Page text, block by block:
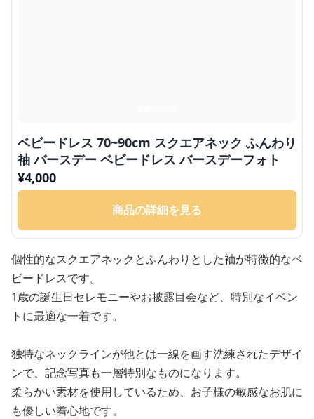
ベビードレス 70~90cm スクエアネック ふんわり
袖 バースデー ベビードレス バースデーフォト
¥4,000
商品の詳細を見る
個性的なスクエアネックとふんわりとした袖が特徴的なベ
ビードレスです。
1歳の誕生日セレモニーやお披露目会など、特別なイベン
トに最適な一着です。
独特なネックラインが他とは一線を画す洗練されたデザイ
ンで、記念写真も一層特別なものになります。
柔らかい素材を使用しているため、お子様の敏感なお肌に
も優しい着心地です。